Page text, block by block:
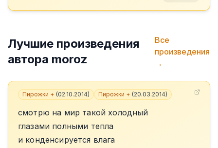
Лучшие произведения
автора moroz
Все
произведения
→
Пирожки + (02.10.2014) Пирожки + (20.03.2014)
смотрю на мир такой холодный
глазами полными тепла
и конденсируется влага